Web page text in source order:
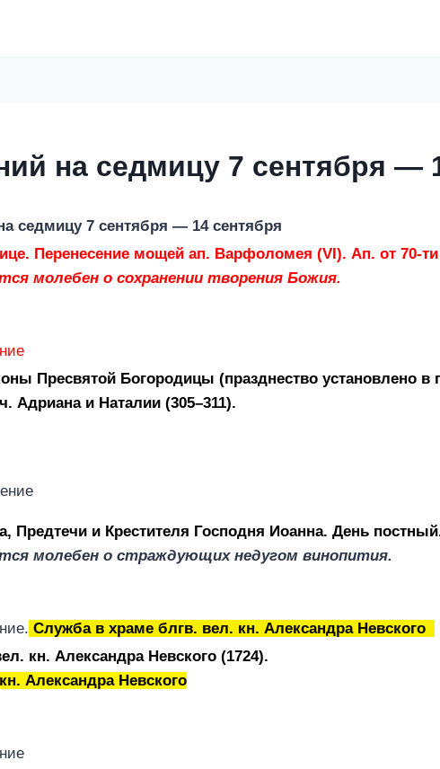
на седмицу 7 сентября —
седмицу 7 сентября — 14 сентября
Перенесение мощей ап. Варфоломея (VI). Ап. от 70-ти
молебен о сохранении творения Божия.
Пресвятой Богородицы (празднество установлено
Адриана и Наталии (305–311).
Предтечи и Крестителя Господня Иоанна. День
молебен о страждующих недугом винопития.
Служба в храме блгв. вел. кн. Александра Невского
кн. Александра Невского (1724).
Александра Невского